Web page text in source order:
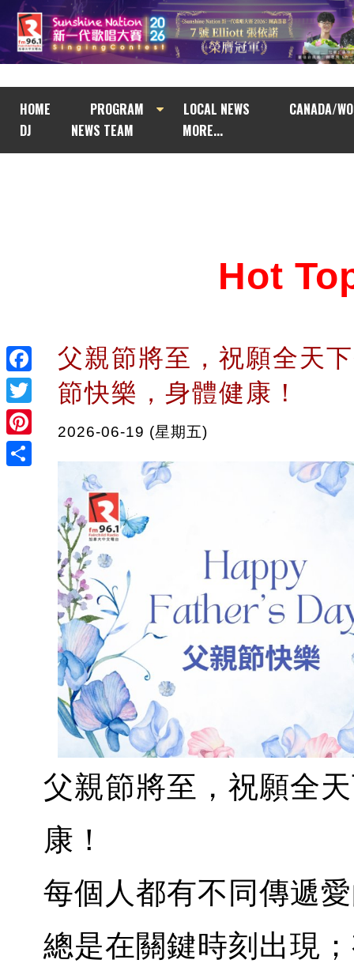
HOME PROGRAM LOCAL NEWS
CANADA/
DJ
NEWS TEAM MORE...
Facebook
Twitter
Pinterest
Hot
父親節將至，祝願全天
節快樂，身體健康！
2026-06-19 (星期五)
父親節將至，祝願全
康！
每個人都有不同傳遞
總是在關鍵時刻出現